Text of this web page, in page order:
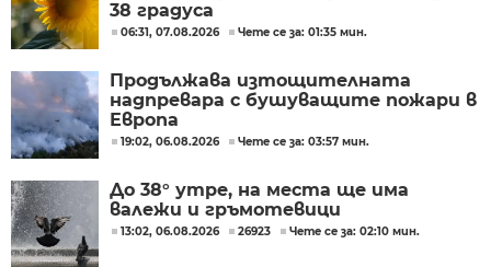
38 градуса
06:31, 07.08.2026 Чете се за: 01:35 мин.
Продължава изтощителната
надпревара с бушуващите пожари в
Европа
19:02, 06.08.2026 Чете се за: 03:57 мин.
До 38° утре, на места ще има
валежи и гръмотевици
13:02, 06.08.2026 26923 Чете се за: 02:10 мин.